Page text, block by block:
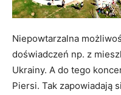
Niepowtarzalna
doświadczeń np. z
Ukrainy. A do tego
Piersi. Tak zapowiadają